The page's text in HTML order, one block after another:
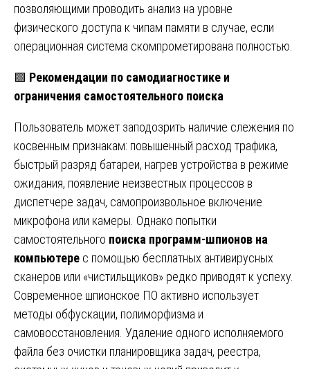
позволяющими проводить анализ на уровне
физического доступа к чипам памяти в случае, если
операционная система скомпрометирована полностью.
🟩 Рекомендации по самодиагностике и
ограничения самостоятельного поиска
Пользователь может заподозрить наличие слежения по
косвенным признакам: повышенный расход трафика,
быстрый разряд батареи, нагрев устройства в режиме
ожидания, появление неизвестных процессов в
диспетчере задач, самопроизвольное включение
микрофона или камеры. Однако попытки
самостоятельного поиска программ-шпионов на
компьютере с помощью бесплатных антивирусных
сканеров или «чистильщиков» редко приводят к успеху.
Современное шпионское ПО активно использует
методы обфускации, полиморфизма и
самовосстановления. Удаление одного исполняемого
файла без очистки планировщика задач, реестра,